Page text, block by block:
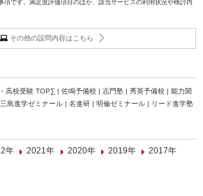
項です。満足度評価項目のほか、該当サービスの利用状況や検討内
その他の設問内容はこちら
高校受験 TOP∑ | 佐鳴予備校 | 志門塾 | 秀英予備校 | 能力開
島進学ゼミナール | 名進研 | 明倫ゼミナール | リード進学塾
年 2021年 2020年 2019年
2017年